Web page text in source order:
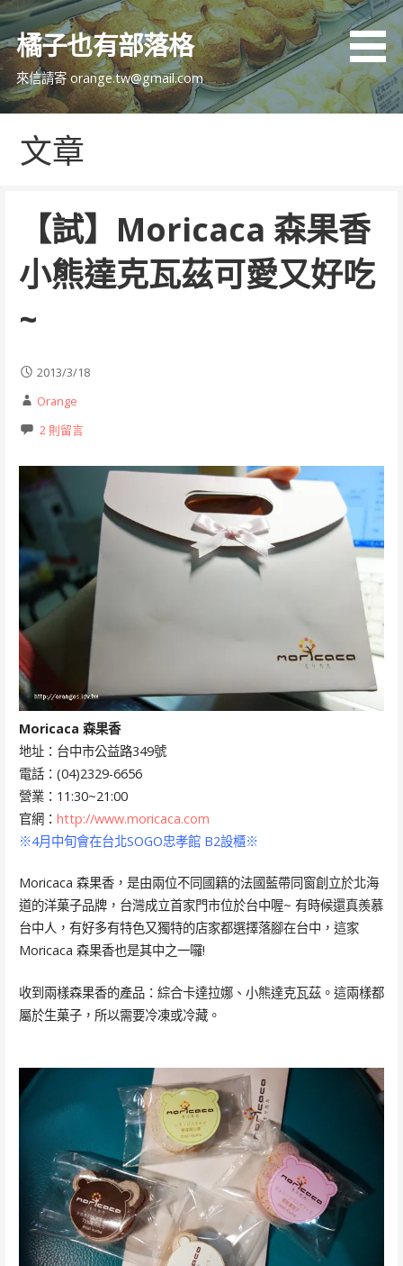
跳
主
內
橘子也有部落格
來信請寄 orange.tw@gmail.com
文章
【試】Moricaca 森果香
小熊達克瓦茲可愛又好吃
~
2013/3/18
Orange
2 則留言
Moricaca 森果香
地址：台中市公益路349號
電話：(04)2329-6656
營業：11:30~21:00
官網： http://www.moricaca.com
※4月中旬會在台北SOGO忠孝館 B2設櫃※
Moricaca 森果香，是由兩位不同國籍的法國藍帶同窗創立於北海
道的洋菓子品牌，台灣成立首家門市位於台中喔~ 有時候還真羨慕
台中人，有好多有特色又獨特的店家都選擇落腳在台中，這家
Moricaca 森果香也是其中之一囉!
收到兩樣森果香的產品：綜合卡達拉娜、小熊達克瓦茲。這兩樣都
屬於生菓子，所以需要冷凍或冷藏。